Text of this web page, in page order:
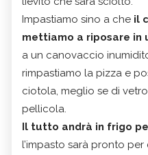
Impastiamo sino a che il
mettiamo a riposare in
a un canovaccio
rimpastiamo la pizza e
ciotola, meglio se di
pellicola.
Il tutto andrà in frigo
l’impasto sarà pronto